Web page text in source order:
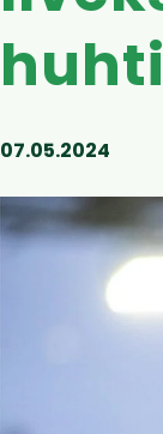
07.05.2024